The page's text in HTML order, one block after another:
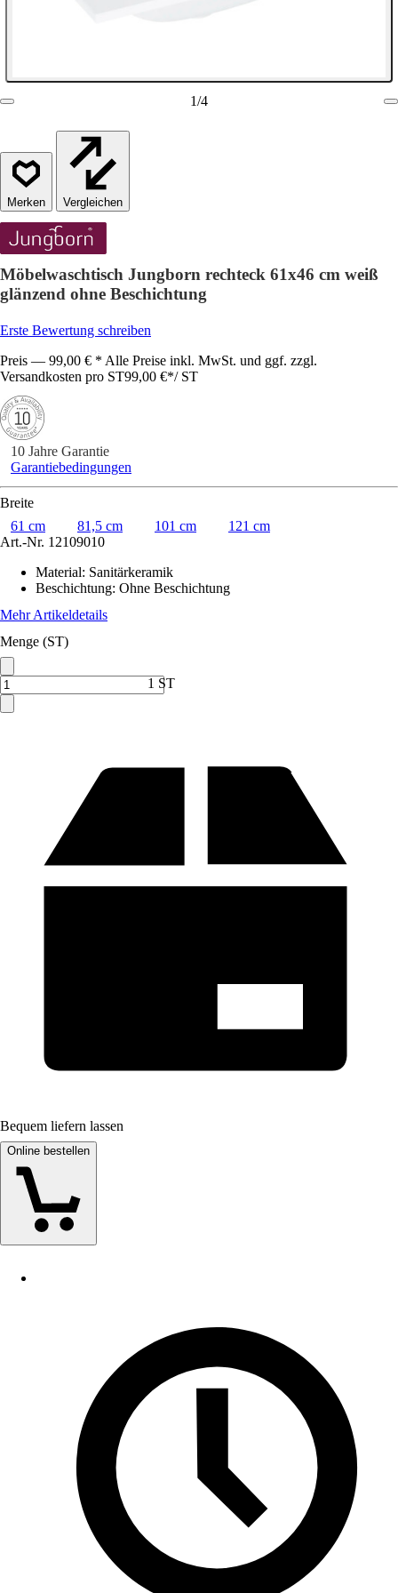
1/4
Vergleichen
Möbelwaschtisch Jungborn rechteck 61x46 cm weiß
glänzend ohne Beschichtung
Erste Bewertung schreiben
Preis — 99,00 € * Alle Preise inkl. MwSt. und ggf. zzgl.
Versandkosten pro ST99,00 €*/ ST
10 Jahre Garantie
Garantiebedingungen
Breite
61 cm
81,5 cm 101 cm
121 cm
Art.-Nr. 12109010
Material: Sanitärkeramik
Beschichtung: Ohne Beschichtung
Mehr Artikeldetails
Menge (ST)
1 ST
Bequem liefern lassen
Online bestellen